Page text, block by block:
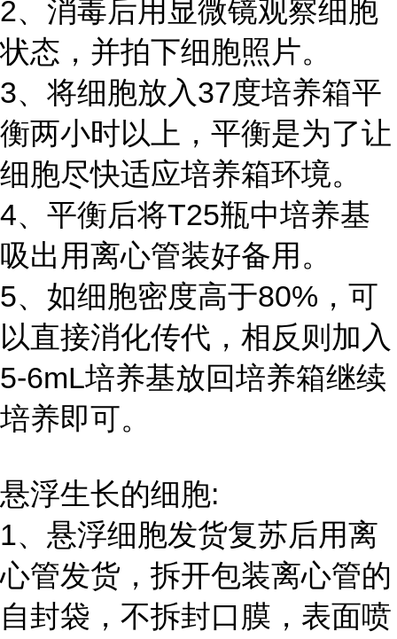
2、消毒后用显微镜观察细胞
状态，并拍下细胞照片。
3、将细胞放入37度培养箱平
衡两小时以上，平衡是为了让
细胞尽快适应培养箱环境。
4、平衡后将T25瓶中培养基
吸出用离心管装好备用。
5、如细胞密度高于80%，可
以直接消化传代，相反则加入
5-6mL培养基放回培养箱继续
培养即可。
悬浮生长的细胞:
1、悬浮细胞发货复苏后用离
心管发货，拆开包装离心管的
自封袋，不拆封口膜，表面喷